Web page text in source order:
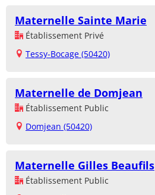
Maternelle Sainte Marie
Établissement Privé
Tessy-Bocage (50420)
Maternelle de Domjean
Établissement Public
Domjean (50420)
Maternelle Gilles Beaufils
Établissement Public